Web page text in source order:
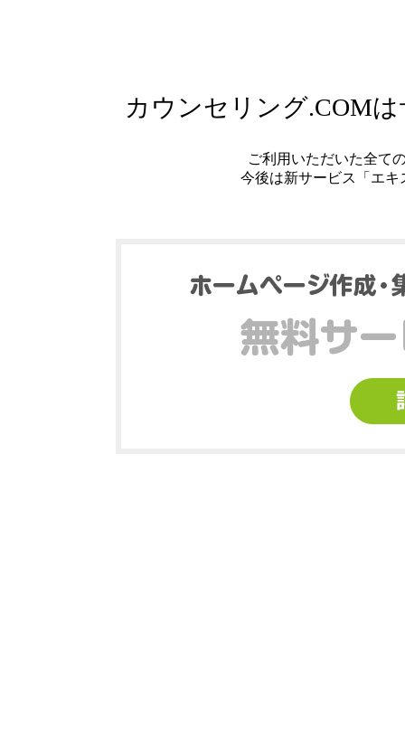
カウンセリング.COM
ご利用いただいた全て
今後は新サービス「エ